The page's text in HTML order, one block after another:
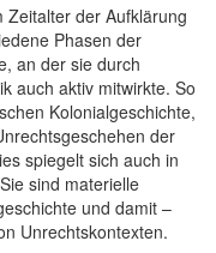
Zeitalter der Aufklärung
Phasen der
an der sie durch
auch aktiv mitwirkte. So
Kolonialgeschichte,
der
spiegelt sich auch in
sind materielle
und damit –
Unrechtskontexten.